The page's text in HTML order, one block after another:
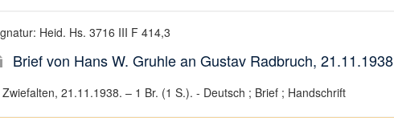
Heid. Hs. 3716 III F 414,3
Brief von Hans W. Gruhle an Gustav Radbruch, 21.11.1938
Zwiefalten, 21.11.1938. – 1 Br. (1 S.). - Deutsch ; Brief ; Handschrift